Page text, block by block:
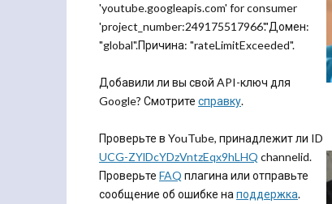
'youtube.googleapis.com' for consumer
'project_number:249175517966'."Домен:
"global".Причина: "rateLimitExceeded".
Добавили ли вы свой API-ключ для
Google? Смотрите справку.
Проверьте в YouTube, принадлежит ли ID
UCG-ZYlDcYDzVntzEqx9hLHQ channelid.
Проверьте FAQ плагина или отправьте
сообщение об ошибке на поддержка.